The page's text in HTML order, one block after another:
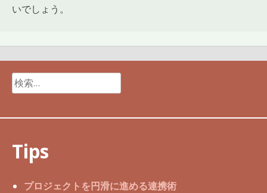
いでしょう。
検
索:
Tips
プロジェクトを円滑に進める連携術